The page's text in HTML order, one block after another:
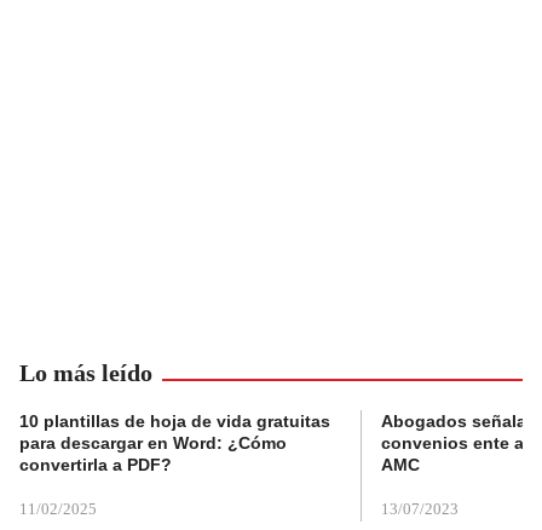
Lo más leído
10 plantillas de hoja de vida gratuitas
para descargar en Word: ¿Cómo
convertirla a PDF?
11/02/2025
Abogados
convenios ente
AMC
13/07/2023